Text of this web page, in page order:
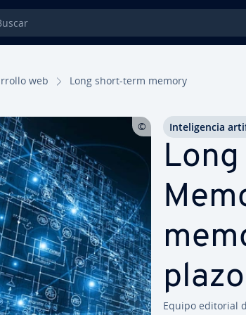
web Long short-term memory
plazo
Equipo editorial
In­te­li­ge­n­cia